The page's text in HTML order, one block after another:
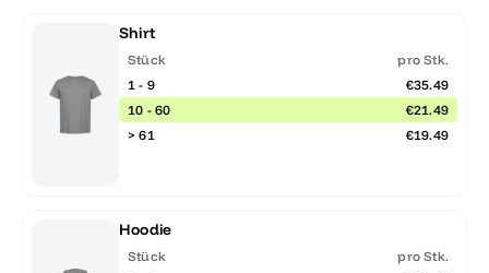
Shirt
Stück
pro Stk.
1 - 9
€35.49
10 - 60
€21.49
> 61
€19.49
Hoodie
Stück
pro Stk.